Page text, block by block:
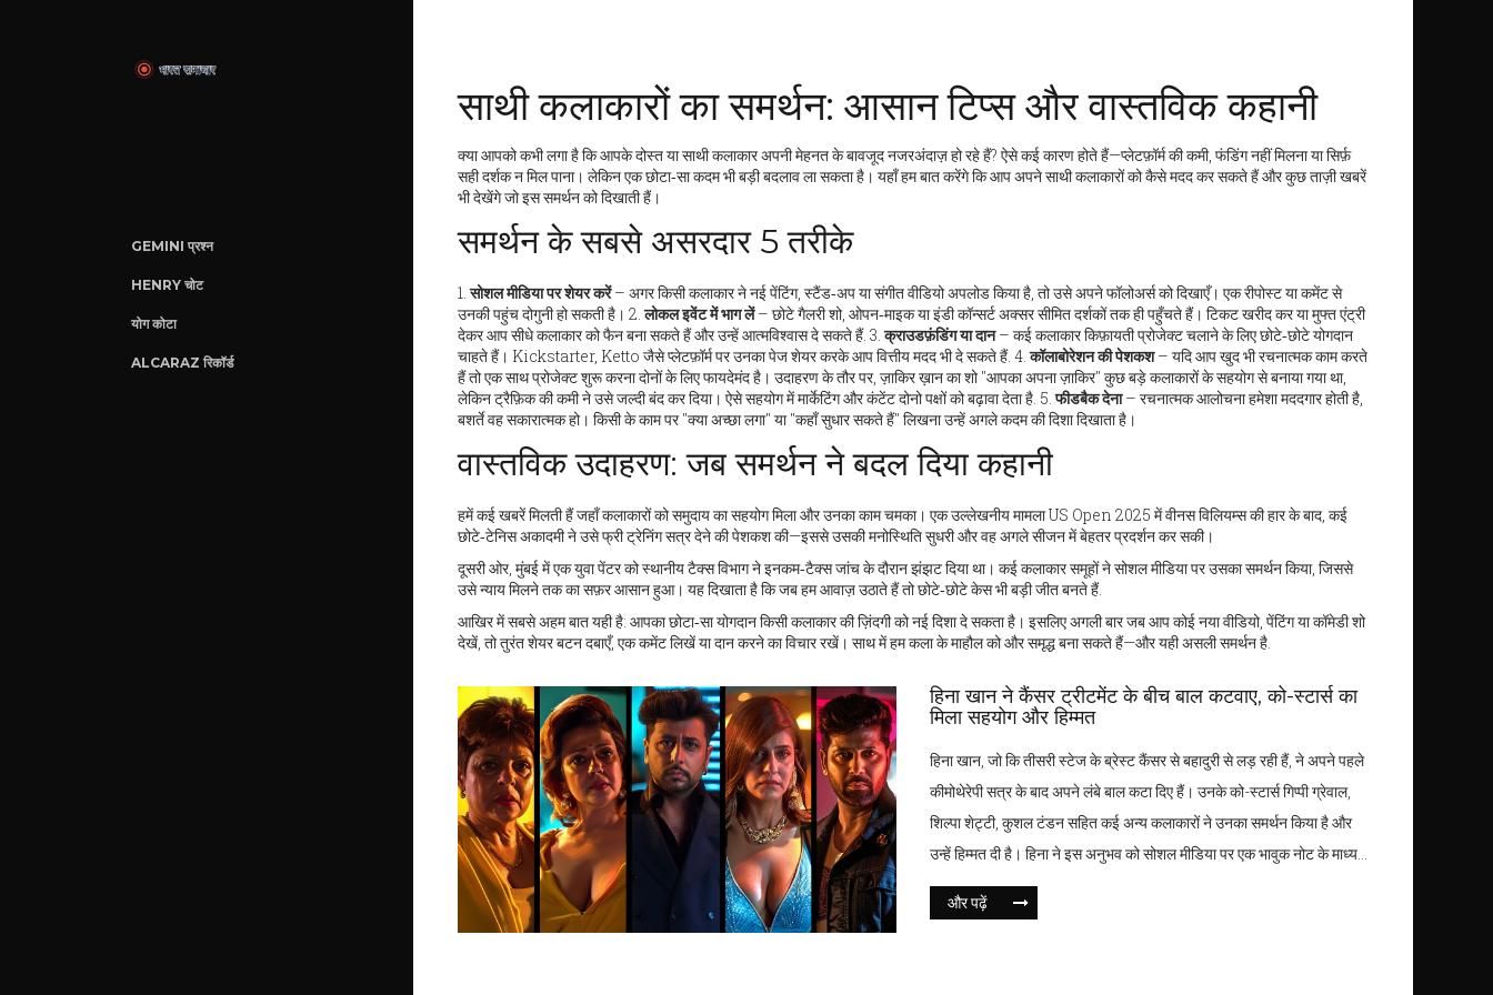
GEMINI प्रश्न
HENRY चोट
योग कोटा
ALCARAZ रिकॉर्ड
साथी कलाकारों का समर्थन: आसान टिप्स और वास्तविक कहानी
क्या आपको कभी लगा है कि आपके दोस्त या साथी कलाकार अपनी मेहनत के बावजूद नजरअंदाज़ हो रहे हैं? ऐसे कई कारण होते हैं—प्लेटफ़ॉर्म की कमी, फंडिंग नहीं मिलना या सिर्फ़
सही दर्शक न मिल पाना। लेकिन एक छोटा‑सा कदम भी बड़ी बदलाव ला सकता है। यहाँ हम बात करेंगे कि आप अपने साथी कलाकारों को कैसे मदद कर सकते हैं और कुछ ताज़ी खबरें
भी देखेंगे जो इस समर्थन को दिखाती हैं।
समर्थन के सबसे असरदार 5 तरीके
1.सोशल मीडिया पर शेयर करें– अगर किसी कलाकार ने नई पेंटिंग, स्टैंड‑अप या संगीत वीडियो अपलोड किया है, तो उसे अपने फॉलोअर्स को दिखाएँ। एक रीपोस्ट या कमेंट से
उनकी पहुंच दोगुनी हो सकती है। 2.लोकल इवेंट में भाग लें– छोटे गैलरी शो, ओपन‑माइक या इंडी कॉन्सर्ट अक्सर सीमित दर्शकों तक ही पहुँचते हैं। टिकट खरीद कर या मुफ्त एंट्री
देकर आप सीधे कलाकार को फैन बना सकते हैं और उन्हें आत्मविश्वास दे सकते हैं. 3.क्राउडफ़ंडिंग या दान– कई कलाकार किफ़ायती प्रोजेक्ट चलाने के लिए छोटे‑छोटे योगदान
चाहते हैं। Kickstarter, Ketto जैसे प्लेटफ़ॉर्म पर उनका पेज शेयर करके आप वित्तीय मदद भी दे सकते हैं. 4.कॉलाबोरेशन की पेशकश– यदि आप खुद भी रचनात्मक काम करते
हैं तो एक साथ प्रोजेक्ट शुरू करना दोनों के लिए फायदेमंद है। उदाहरण के तौर पर, ज़ाकिर ख़ान का शो "आपका अपना ज़ाकिर" कुछ बड़े कलाकारों के सहयोग से बनाया गया था,
लेकिन ट्रैफ़िक की कमी ने उसे जल्दी बंद कर दिया। ऐसे सहयोग में मार्केटिंग और कंटेंट दोनो पक्षों को बढ़ावा देता है. 5.फीडबैक देना– रचनात्मक आलोचना हमेशा मददगार होती है,
बशर्ते वह सकारात्मक हो। किसी के काम पर "क्या अच्छा लगा" या "कहाँ सुधार सकते हैं" लिखना उन्हें अगले कदम की दिशा दिखाता है।
वास्तविक उदाहरण: जब समर्थन ने बदल दिया कहानी
हमें कई खबरें मिलती हैं जहाँ कलाकारों को समुदाय का सहयोग मिला और उनका काम चमका। एक उल्लेखनीय मामला US Open 2025 में वीनस विलियम्स की हार के बाद, कई
छोटे‑टेनिस अकादमी ने उसे फ्री ट्रेनिंग सत्र देने की पेशकश की—इससे उसकी मनोस्थिति सुधरी और वह अगले सीजन में बेहतर प्रदर्शन कर सकी।
दूसरी ओर, मुंबई में एक युवा पेंटर को स्थानीय टैक्स विभाग ने इनकम‑टैक्स जांच के दौरान झंझट दिया था। कई कलाकार समूहों ने सोशल मीडिया पर उसका समर्थन किया, जिससे
उसे न्याय मिलने तक का सफ़र आसान हुआ। यह दिखाता है कि जब हम आवाज़ उठाते हैं तो छोटे‑छोटे केस भी बड़ी जीत बनते हैं.
आखिर में सबसे अहम बात यही है: आपका छोटा‑सा योगदान किसी कलाकार की ज़िंदगी को नई दिशा दे सकता है। इसलिए अगली बार जब आप कोई नया वीडियो, पेंटिंग या कॉमेडी शो
देखें, तो तुरंत शेयर बटन दबाएँ, एक कमेंट लिखें या दान करने का विचार रखें। साथ में हम कला के माहौल को और समृद्ध बना सकते हैं—और यही असली समर्थन है.
हिना खान ने कैंसर ट्रीटमेंट के बीच बाल कटवाए, को-स्टार्स का
मिला सहयोग और हिम्मत
हिना खान, जो कि तीसरी स्टेज के ब्रेस्ट कैंसर से बहादुरी से लड़ रही हैं, ने अपने पहले
कीमोथेरेपी सत्र के बाद अपने लंबे बाल कटा दिए हैं। उनके को-स्टार्स गिप्पी ग्रेवाल,
शिल्पा शेट्टी, कुशल टंडन सहित कई अन्य कलाकारों ने उनका समर्थन किया है और
उन्हें हिम्मत दी है। हिना ने इस अनुभव को सोशल मीडिया पर एक भावुक नोट के माध्यम
से साझा किया।
और पढ़ें